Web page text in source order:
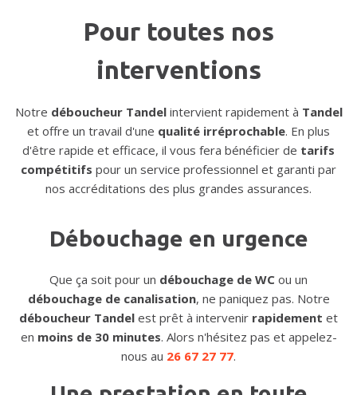
Pour toutes nos
interventions
Notre déboucheur Tandelintervient rapidement à Tandel
et offre un travail d'une qualité irréprochable. En plus
d'être rapide et efficace, il vous fera bénéficier de tarifs
compétitifs pour un service professionnel et garanti par
nos accréditations des plus grandes assurances.
Débouchage en urgence
Que ça soit pour un débouchage de WC ou un
débouchage de canalisation, ne paniquez pas. Notre
déboucheur Tandel est prêt à intervenir rapidement et
en moins de 30 minutes. Alors n'hésitez pas et appelez-
nous au 26 67 27 77.